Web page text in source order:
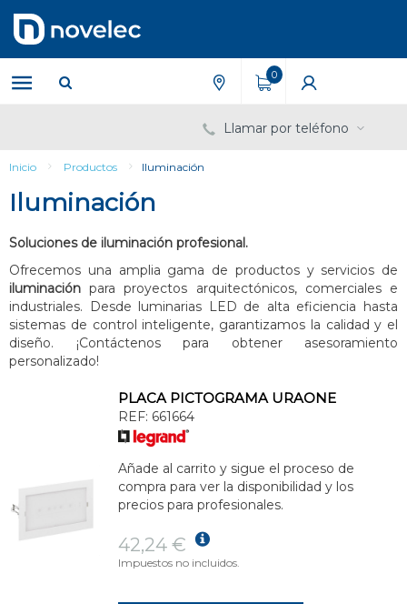
contenido
menú
de
navegación
0
Llamar por teléfono
Inicio Productos Iluminación
Iluminación
Soluciones de iluminación profesional.
Ofrecemos una amplia gama de productos y servicios de
iluminación para proyectos arquitectónicos, comerciales e
industriales. Desde luminarias LED de alta eficiencia hasta
sistemas de control inteligente, garantizamos la calidad y el
diseño. ¡Contáctenos para obtener asesoramiento
personalizado!
PLACA PICTOGRAMA URAONE
REF: 661664
Añade al carrito y sigue el proceso de
compra para ver la disponibilidad y los
precios para profesionales.
42,24 €
Impuestos no incluidos.